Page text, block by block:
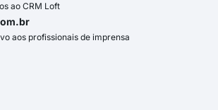
ao CRM Loft
aos profissionais de imprensa